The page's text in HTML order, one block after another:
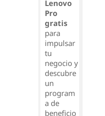
Lenovo
Pro
gratis
para
impulsar
tu
negocio y
descubre
un
program
a de
beneficio